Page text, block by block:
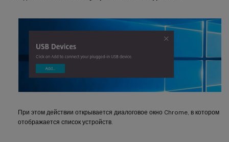
При этом действии открывается диалоговое окно Chrome, в котором
отображается список устройств.